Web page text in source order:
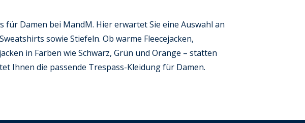
Damen bei MandM. Hier erwartet Sie eine Auswahl an
sowie Stiefeln. Ob warme Fleecejacken,
in Farben wie Schwarz, Grün und Orange – statten
Ihnen die passende Trespass-Kleidung für Damen.